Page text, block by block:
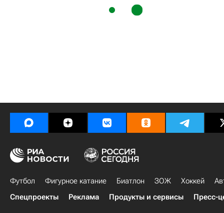
Футбол Фигурное катание Биатлон ЗОЖ Хоккей
Спецпроекты
Реклама Продукты и сервисы Пресс-